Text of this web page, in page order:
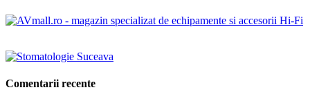
Comentarii recente